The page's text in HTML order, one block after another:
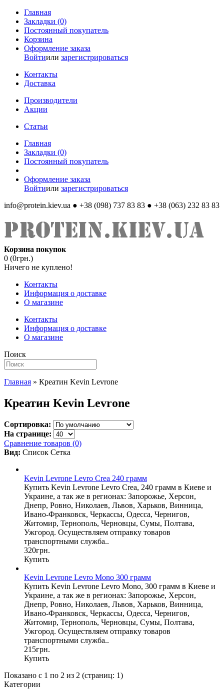
Главная
Закладки (0)
Постоянный покупатель
Корзина
Оформление заказа
Войтиили зарегистрироваться
Контакты
Доставка
Производители
Акции
Статьи
Главная
Закладки (0)
Постоянный покупатель
Оформление заказа
Войтиили зарегистрироваться
info@protein.kiev.ua ● +38 (098) 737 83 83 ● +38 (063) 232 83 83
Корзина покупок
0 (0грн.)
Ничего не куплено!
Контакты
Информация о доставке
О магазине
Контакты
Информация о доставке
О магазине
Поиск
Главная » Креатин Kevin Levrone
Креатин Kevin Levrone
Сортировка:
На странице:
Сравнение товаров (0)
Вид: Список Сетка
Kevin Levrone Levro Crea 240 грамм
Купить Kevin Levrone Levro Crea, 240 грамм в Киеве и
Украине, а так же в регионах: Запорожье, Херсон,
Днепр, Ровно, Николаев, Львов, Харьков, Винница,
Ивано-Франковск, Черкассы, Одесса, Чернигов,
Житомир, Тернополь, Черновцы, Сумы, Полтава,
Ужгород. Осуществляем отправку товаров
транспортными служба..
320грн.
Купить
Kevin Levrone Levro Mono 300 грамм
Купить Kevin Levrone Levro Mono, 300 грамм в Киеве и
Украине, а так же в регионах: Запорожье, Херсон,
Днепр, Ровно, Николаев, Львов, Харьков, Винница,
Ивано-Франковск, Черкассы, Одесса, Чернигов,
Житомир, Тернополь, Черновцы, Сумы, Полтава,
Ужгород. Осуществляем отправку товаров
транспортными служба..
215грн.
Купить
Показано с 1 по 2 из 2 (страниц: 1)
Категории